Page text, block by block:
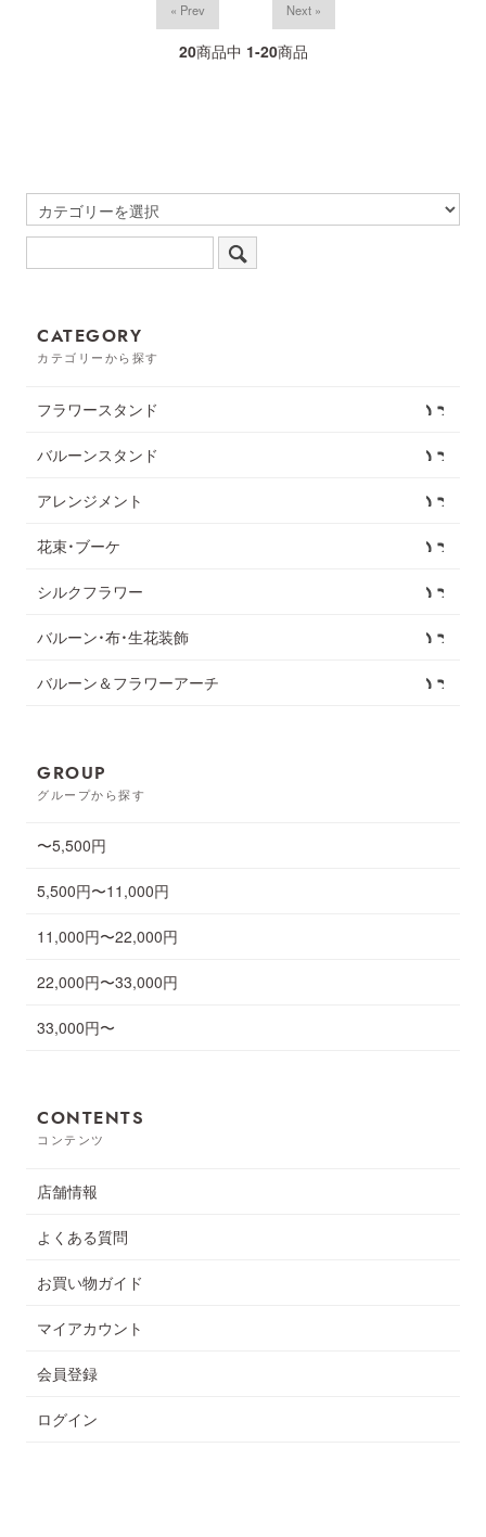
« Prev Next »
20商品中 1-20商品
CATEGORY
カテゴリーから探す
フラワースタンド
バルーンスタンド
アレンジメント
花束・ブーケ
シルクフラワー
バルーン・布・生花装飾
バルーン＆フラワーアーチ
GROUP
グループから探す
〜5,500円
5,500円〜11,000円
11,000円〜22,000円
22,000円〜33,000円
33,000円〜
CONTENTS
コンテンツ
店舗情報
よくある質問
お買い物ガイド
マイアカウント
会員登録
ログイン